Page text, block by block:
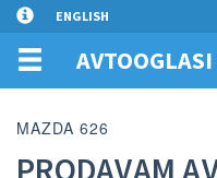
ENGLISH
AVTOOGLASI
MAZDA 626
PRODAVAM